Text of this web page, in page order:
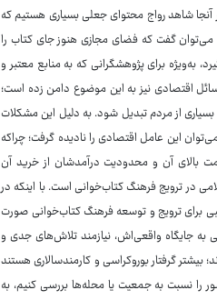
شاهد رواج محتوای جعلی بسیاری هستیم که
می‌توان گفت که فضای مجازی هنوز جای کتاب را
برای پژوهشگرانی که به منابع معتبر و
اقتصادی نیز به این موضوع دامن زده است؛
از مردم تبدیل شود. به دلیل این مشکلات
این عامل اقتصادی را نادیده گرفت؛ چراکه
بالای آن و محدودیت درآمدشان از خرید آن
در ترویج فرهنگ کتاب‌خوانی است. با اینکه در
برای ترویج و توسعه فرهنگ کتاب‌خوانی صورت
به جایگاه واقعی‌اش، نیازمند تلاش‌های جدی و
گرفتار بوروکراسی و کارمندسالاری هستند
را نسبت به جمعیت یا محله‌ها بررسی کنیم، به